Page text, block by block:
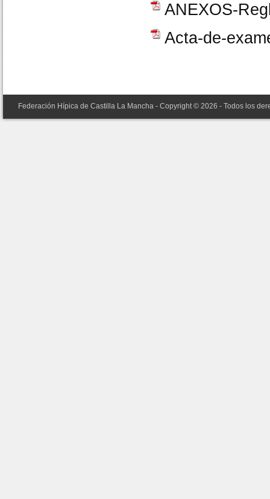
ANEXOS-
Acta-de-
Federación Hípica de Castilla La Mancha - Copyright © 2026 - Todos los